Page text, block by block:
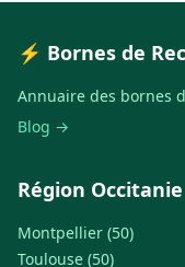
⚡ Bornes de
Annuaire des bornes
Blog →
Région Occitanie
Montpellier (50)
Toulouse (50)